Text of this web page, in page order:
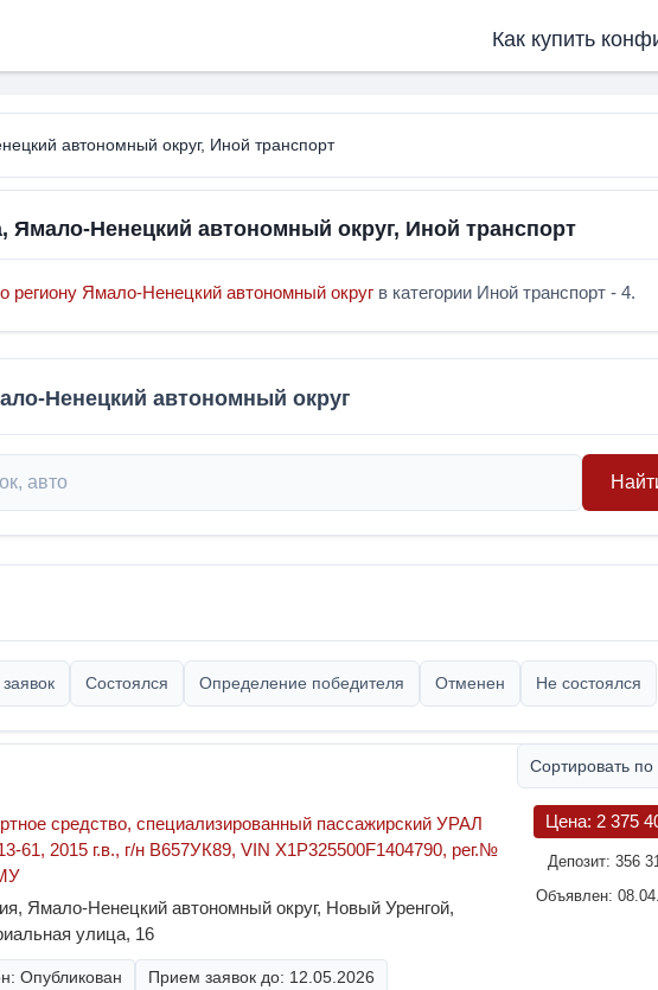
Как купить
автономный округ, Иной транспорт
Ямало-Ненецкий автономный округ, Иной транспорт
региону Ямало-Ненецкий автономный округ в категории Иной транспорт - 4.
Ненецкий автономный округ
Состоялся Определение победителя Отменен Не состоялся
Сортировать по
средство, специализированный пассажирский УРАЛ
61, 2015 г.в., г/н В657УК89, VIN X1P325500F1404790, рег.№
Ямало-Ненецкий автономный округ, Новый Уренгой,
улица, 16
Опубликован Прием заявок до: 12.05.2026
Цена: 2 375
Депозит: 356
Объявлен: